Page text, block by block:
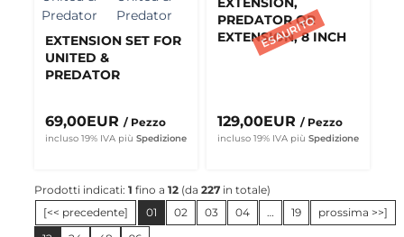
EXTENSION SET FOR
UNITED &
PREDATOR
69,00EUR / Pezzo
incluso 19% IVA più Spedizione
PREDATOR QR
EXTENSION, 8 INCH
129,00EUR / Pezzo
incluso 19% IVA più Spedizione
Prodotti indicati: 1 fino a 12 (da 227 in totale)
[<< precedente] pagina precedente
01 02 03 04 … 19 prossima
prossima >>]